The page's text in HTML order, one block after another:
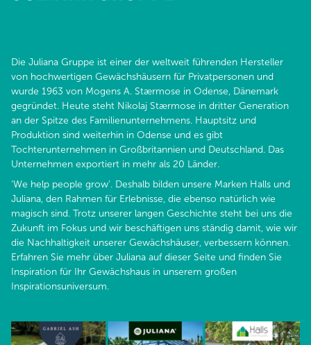
Die Juliana Gruppe ist einer der weltweit führenden Hersteller
von hochwertigen Gewächshäusern für Privatpersonen und
wurde 1963 von Mogens A. Stærmose in Odense, Dänemark
gegründet. Heute steht Nikolaj Stærmose in dritter Generation
an der Spitze des Familienunternehmens. Hauptsitz und
Produktion sind weiterhin in Odense und es gibt
Tochterunternehmen in Großbritannien und Deutschland. Das
Unternehmen exportiert in mehr als 20 Länder.​​​​​​​
‘We help people grow‘. Deshalb bilden unsere Marken Halls und
Juliana, den Rahmen für Erlebnisse, die ebenso natürlich wie
magisch sind. Trotz unserer langen Geschichte steht bei uns die
Zukunft im Fokus und wir beschäftigen uns ständig damit, wie wir
die Nachhaltigkeit unserer Gewächshäuser, verbessern können.
Erfahren Sie mehr über Juliana auf dieser Seite und finden Sie
Inspiration für Ihr Gewächshaus in unserem großen
Inspirationsuniversum.